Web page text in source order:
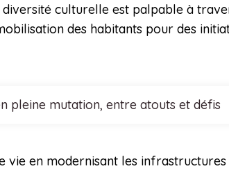
culturelle est palpable à
des habitants pour des
pleine mutation, entre atouts et défis
en modernisant les infrastructures